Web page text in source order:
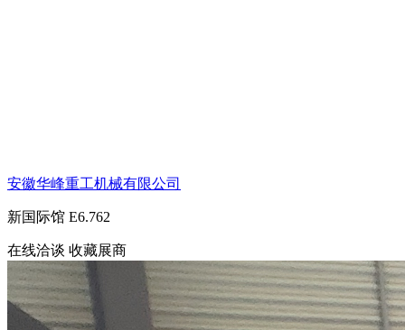
安徽华峰重工机械有限公司
新国际馆 E6.762
在线洽谈 收藏展商